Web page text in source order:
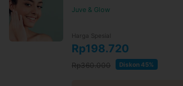
Juve & Glow
Harga Spesial
Rp198.720
Rp360.000 Diskon 45%